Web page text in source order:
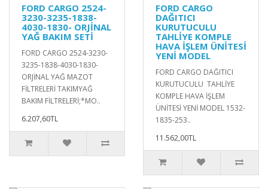
FORD CARGO 2524-
3230-3235-1838-
4030-1830- ORJİNAL
YAĞ BAKIM SETİ
FORD CARGO 2524-3230-
3235-1838-4030-1830-
ORJİNAL YAĞ MAZOT
FİLTRELERİ TAKIMYAĞ
BAKIM FİLTRELERİ;*MO..
6.207,60TL
FORD CARGO
DAĞITICI
KURUTUCULU
TAHLİYE KOMPLE
HAVA İŞLEM ÜNİTESİ
YENİ MODEL
FORD CARGO DAĞITICI
KURUTUCULU TAHLİYE
KOMPLE HAVA İŞLEM
ÜNİTESİ YENİ MODEL 1532-
1835-253..
11.562,00TL